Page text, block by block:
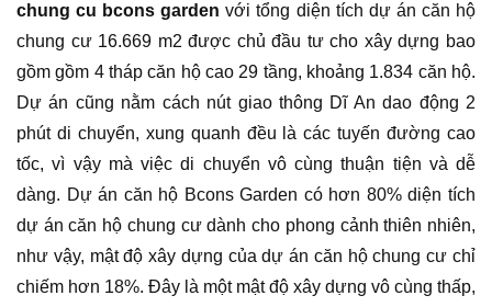
chung cu bcons garden với tổng diện tích dự án căn hộ
chung cư 16.669 m2 được chủ đầu tư cho xây dựng bao
gồm gồm 4 tháp căn hộ cao 29 tầng, khoảng 1.834 căn hộ.
Dự án cũng nằm cách nút giao thông Dĩ An dao động 2
phút di chuyển, xung quanh đều là các tuyến đường cao
tốc, vì vậy mà việc di chuyển vô cùng thuận tiện và dễ
dàng. Dự án căn hộ Bcons Garden có hơn 80% diện tích
dự án căn hộ chung cư dành cho phong cảnh thiên nhiên,
như vậy, mật độ xây dựng của dự án căn hộ chung cư chỉ
chiếm hơn 18%. Đây là một mật độ xây dựng vô cùng thấp,